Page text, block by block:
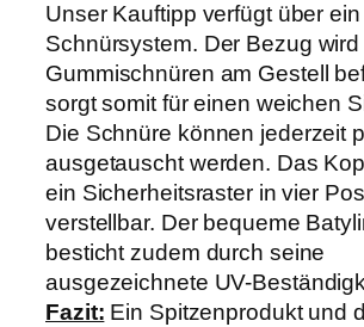
Unser Kauftipp verfügt über ein
Schnürsystem. Der Bezug
Gummischnüren am Gestell
sorgt somit für einen weichen
Die Schnüre können jederzeit
ausgetauscht werden. Das
ein Sicherheitsraster in vier
verstellbar. Der bequeme
besticht zudem durch seine
ausgezeichnete UV-
Fazit: Ein Spitzenprodukt und